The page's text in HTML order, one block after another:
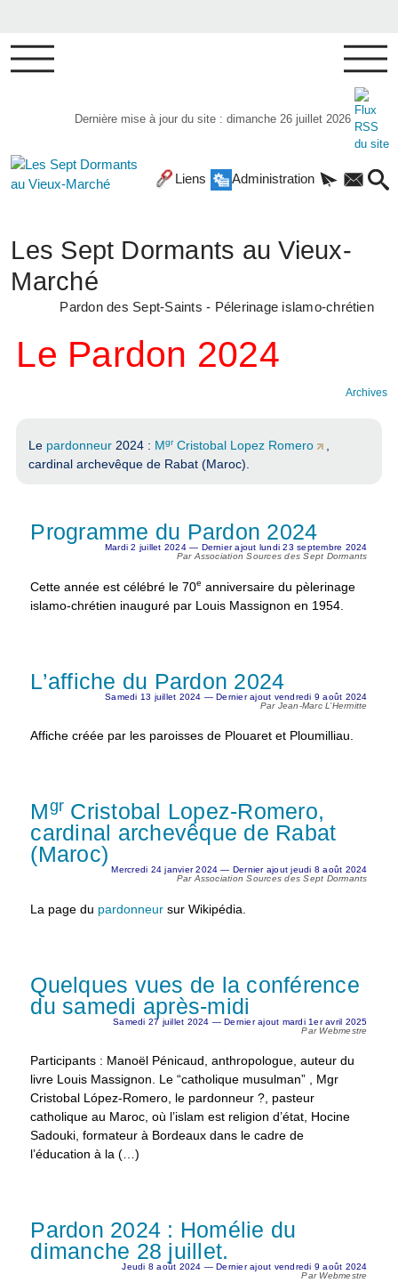
Dernière mise à jour du site : dimanche 26 juillet 2026
Liens Administration
Les Sept Dormants au Vieux-
Marché
Pardon des Sept-Saints - Pélerinage islamo-chrétien
Le Pardon 2024
Archives
Le pardonneur2024 : MgrCristobal Lopez Romero
,
cardinal archevêque de Rabat (Maroc).
Programme du Pardon 2024
Mardi 2 juillet 2024 — Dernier ajout lundi 23 septembre 2024
Par Association Sources des Sept Dormants
Cette année est célébré le 70e anniversaire du pèlerinage
islamo-chrétien inauguré par Louis Massignon en 1954.
L’affiche du Pardon 2024
Samedi 13 juillet 2024 — Dernier ajout vendredi 9 août 2024
Par Jean-Marc L’Hermitte
Affiche créée par les paroisses de Plouaret et Ploumilliau.
Mgr Cristobal Lopez-Romero,
cardinal archevêque de Rabat
(Maroc)
Mercredi 24 janvier 2024 — Dernier ajout jeudi 8 août 2024
Par Association Sources des Sept Dormants
La page du pardonneur sur Wikipédia.
Quelques vues de la conférence
du samedi après-midi
Samedi 27 juillet 2024 — Dernier ajout mardi 1er avril 2025
Par Webmestre
Participants : Manoël Pénicaud, anthropologue, auteur du
livre Louis Massignon. Le “catholique musulman” , Mgr
Cristobal López-Romero, le pardonneur ?, pasteur
catholique au Maroc, où l’islam est religion d’état, Hocine
Sadouki, formateur à Bordeaux dans le cadre de
l’éducation à la (…)
Pardon 2024 : Homélie du
dimanche 28 juillet.
Jeudi 8 août 2024 — Dernier ajout vendredi 9 août 2024
Par Webmestre